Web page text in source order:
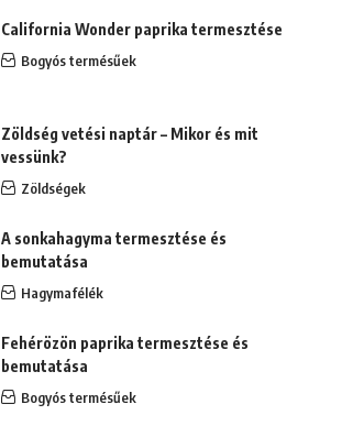
California Wonder paprika termesztése
Bogyós termésűek
Zöldség vetési naptár – Mikor és mit
vessünk?
Zöldségek
A sonkahagyma termesztése és
bemutatása
Hagymafélék
Fehérözön paprika termesztése és
bemutatása
Bogyós termésűek